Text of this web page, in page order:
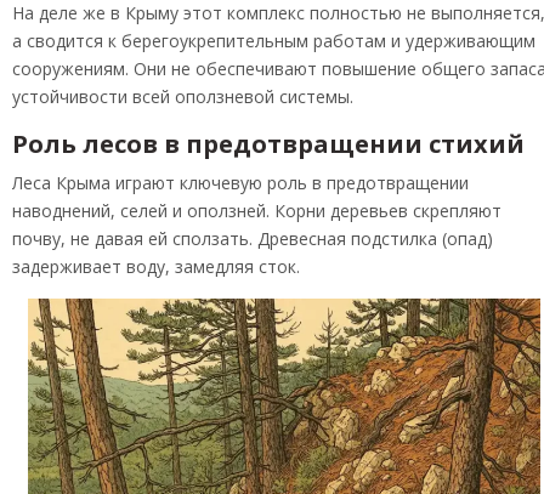
На деле же в Крыму этот комплекс полностью не выполняется,
а сводится к берегоукрепительным работам и удерживающим
сооружениям. Они не обеспечивают повышение общего
устойчивости всей оползневой системы.
Роль лесов в предотвращении стихий
Леса Крыма играют ключевую роль в предотвращении
наводнений, селей и оползней. Корни деревьев скрепляют
почву, не давая ей сползать. Древесная подстилка (опад)
задерживает воду, замедляя сток.